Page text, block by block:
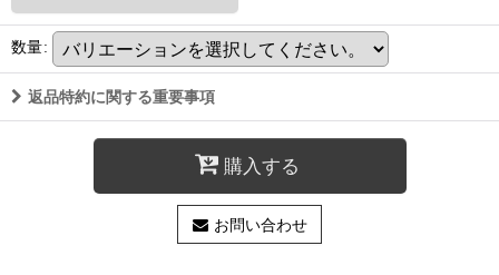
数量:
返品特約に関する重要事項
購入する
お問い合わせ